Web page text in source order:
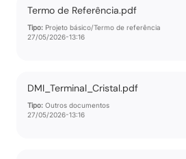
Termo de Referência.pdf
Tipo: Projeto básico/Termo de referência
27/05/2026-13:16
DMI_Terminal_Cristal.pdf
Tipo: Outros documentos
27/05/2026-13:16